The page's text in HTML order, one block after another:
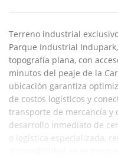
Terreno industrial
Parque Industrial
topografía plana, con
minutos del peaje de la
ubicación garantiza
de costos logísticos y
transporte de mercancía y
desarrollo inmediato de
o logística especializada,